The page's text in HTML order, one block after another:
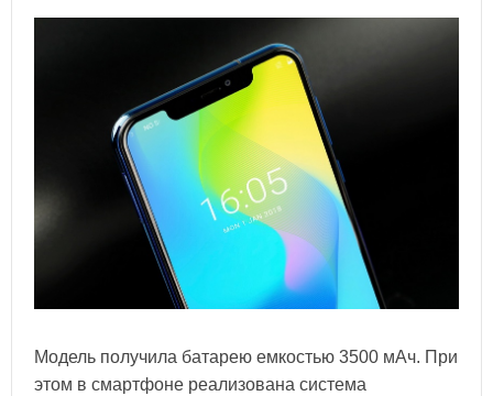
Модель получила батарею емкостью 3500 мАч. При
этом в смартфоне реализована система